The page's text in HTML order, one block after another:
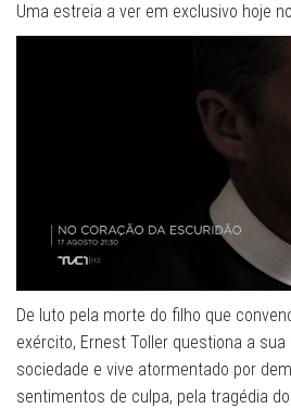
Uma estreia a ver em exclusivo hoje no
De luto pela morte do filho que
exército, Ernest Toller questiona a
sociedade e vive atormentado por
sentimentos de culpa, pela tragédia